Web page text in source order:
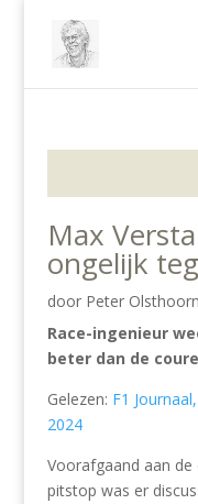
Max
ongelijk
door Peter Olsthoorn
Race-ingenieur
beter dan de
Gelezen: F1
2024
Voorafgaand aan de
pitstop was er